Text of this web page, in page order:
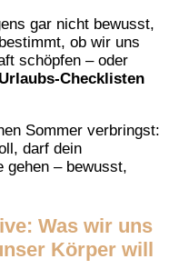
gar nicht bewusst,
ob wir uns
schöpfen – oder
Checklisten
Sommer verbringst:
darf dein
gehen – bewusst,
Was wir uns
Körper will